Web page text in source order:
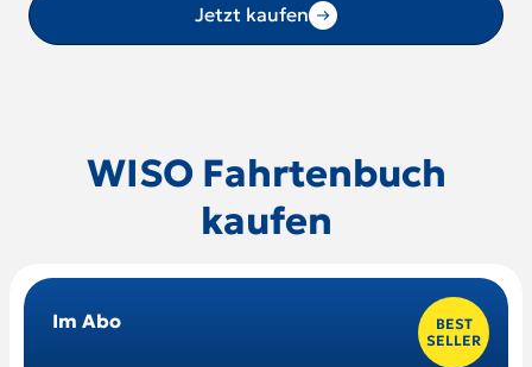
Jetzt kaufen
WISO Fahrtenbuch
kaufen
BEST
SELLER
Im Abo